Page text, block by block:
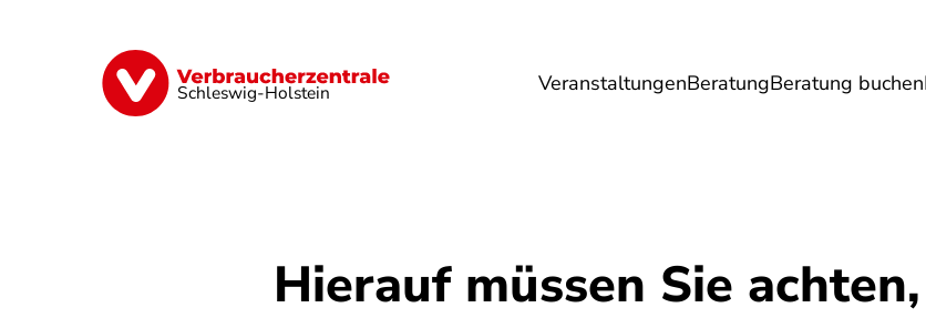
Schleswig-Holstein VeranstaltungenBeratungBeratung buchen
Finanzen Digitales Lebensmittel Umwelt Gesundheit Energie
Hierauf müssen Sie